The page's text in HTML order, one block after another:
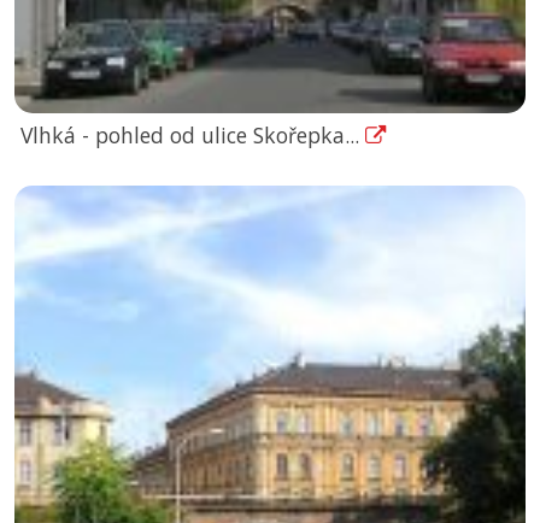
Vlhká - pohled od ulice Skořepka...